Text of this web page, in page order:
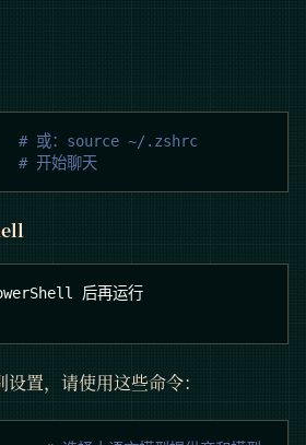
# 或：source ~/.zshrc
# 开始聊天
后再运行
置，请使用这些命令：